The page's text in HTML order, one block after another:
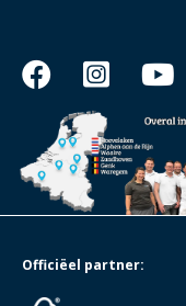
Officiëel partner: